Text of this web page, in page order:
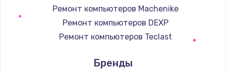
Ремонт компьютеров Machenike
Ремонт компьютеров DEXP
Ремонт компьютеров Teclast
Ремонт компьютеров Beelink
Бренды